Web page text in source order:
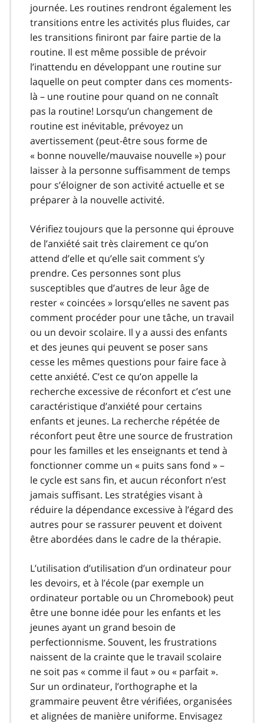
journée. Les routines rendront également les
transitions entre les activités plus fluides, car
les transitions finiront par faire partie de la
routine. Il est même possible de prévoir
l’inattendu en développant une routine sur
laquelle on peut compter dans ces moments-
là – une routine pour quand on ne connaît
pas la routine! Lorsqu’un changement de
routine est inévitable, prévoyez un
avertissement (peut-être sous forme de
« bonne nouvelle/mauvaise nouvelle ») pour
laisser à la personne suffisamment de temps
pour s’éloigner de son activité actuelle et se
préparer à la nouvelle activité.
Vérifiez toujours que la personne qui éprouve
de l’anxiété sait très clairement ce qu’on
attend d’elle et qu’elle sait comment s’y
prendre. Ces personnes sont plus
susceptibles que d’autres de leur âge de
rester « coincées » lorsqu’elles ne savent pas
comment procéder pour une tâche, un travail
ou un devoir scolaire. Il y a aussi des enfants
et des jeunes qui peuvent se poser sans
cesse les mêmes questions pour faire face à
cette anxiété. C’est ce qu’on appelle la
recherche excessive de réconfort et c’est une
caractéristique d’anxiété pour certains
enfants et jeunes. La recherche répétée de
réconfort peut être une source de frustration
pour les familles et les enseignants et tend à
fonctionner comme un « puits sans fond » –
le cycle est sans fin, et aucun réconfort n’est
jamais suffisant. Les stratégies visant à
réduire la dépendance excessive à l’égard des
autres pour se rassurer peuvent et doivent
être abordées dans le cadre de la thérapie.
L’utilisation d’utilisation d’un ordinateur pour
les devoirs, et à l’école (par exemple un
ordinateur portable ou un Chromebook) peut
être une bonne idée pour les enfants et les
jeunes ayant un grand besoin de
perfectionnisme. Souvent, les frustrations
naissent de la crainte que le travail scolaire
ne soit pas « comme il faut » ou « parfait ».
Sur un ordinateur, l’orthographe et la
grammaire peuvent être vérifiées, organisées
et alignées de manière uniforme. Envisagez